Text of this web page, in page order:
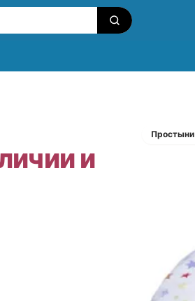
и
Простыни